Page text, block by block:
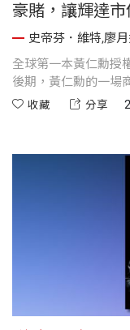
豪賭，讓輝達
史帝芬．維特,廖
全球第一本黃仁勳授
後期，黃仁勳的一場
黃仁勳不得不抵禦企
收藏 分享